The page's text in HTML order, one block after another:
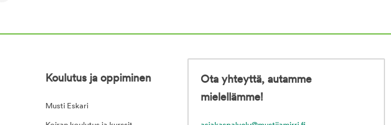
Koulutus ja oppiminen
Musti Eskari
Ota yhteyttä, autamme
mielellämme!